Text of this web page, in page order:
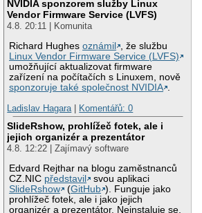
NVIDIA sponzorem služby Linux
Vendor Firmware Service (LVFS)
4.8. 20:11 | Komunita
Richard Hughesoznámil
, že službu
Linux Vendor Firmware Service (LVFS)
umožňující aktualizovat firmware
zařízení na počítačích s Linuxem, nově
sponzoruje také společnost NVIDIA .
Ladislav Hagara | Komentářů: 0
SlideRshow, prohlížeč fotek, ale i
jejich organizér a prezentátor
4.8. 12:22 | Zajímavý software
Edvard Rejthar na blogu zaměstnanců
CZ.NIC představil
svou aplikaci
SlideRshow
(GitHub ). Funguje jako
prohlížeč fotek, ale i jako jejich
organizér a prezentátor. Neinstaluje se,